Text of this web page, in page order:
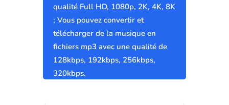
qualité Full HD, 1080p, 2K, 4K, 8K
; Vous pouvez convertir et
télécharger de la musique en
fichiers mp3 avec une qualité de
128kbps, 192kbps, 256kbps,
320kbps.